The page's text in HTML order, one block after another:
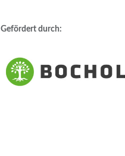
Gefördert durch: